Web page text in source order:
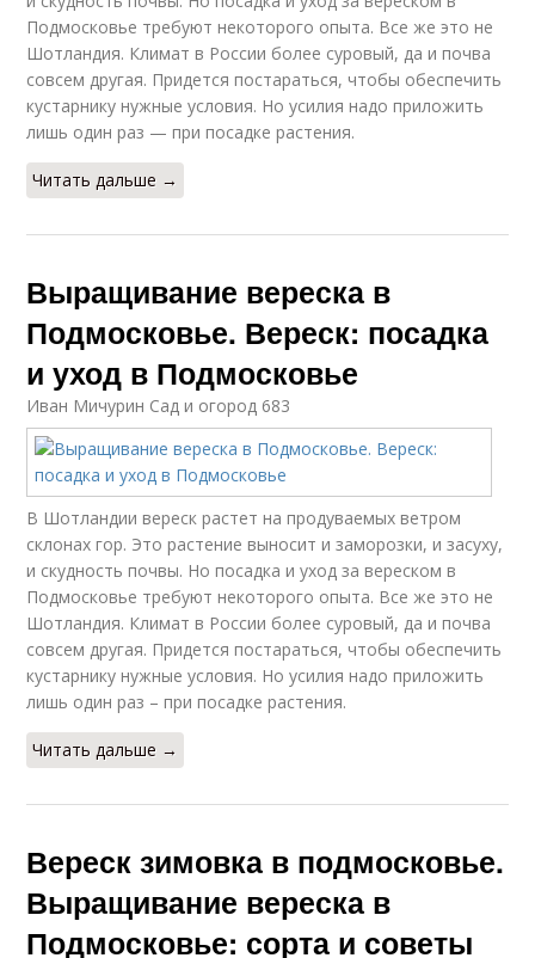
Подмосковье требуют некоторого опыта. Все же это не
Шотландия. Климат в России более суровый, да и почва
совсем другая. Придется постараться, чтобы обеспечить
кустарнику нужные условия. Но усилия надо приложить
лишь один раз — при посадке растения.
Читать дальше →
Выращивание вереска в
Подмосковье. Вереск: посадка
и уход в Подмосковье
Иван Мичурин Сад и огород 683
В Шотландии вереск растет на продуваемых ветром
склонах гор. Это растение выносит и заморозки, и засуху,
и скудность почвы. Но посадка и уход за вереском в
Подмосковье требуют некоторого опыта. Все же это не
Шотландия. Климат в России более суровый, да и почва
совсем другая. Придется постараться, чтобы обеспечить
кустарнику нужные условия. Но усилия надо приложить
лишь один раз – при посадке растения.
Читать дальше →
Вереск зимовка в подмосковье.
Выращивание вереска в
Подмосковье: сорта и советы